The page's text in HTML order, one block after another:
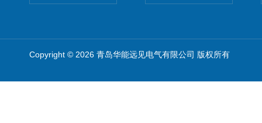
Copyright © 2026 青岛华能远见电气有限公司 版权所有